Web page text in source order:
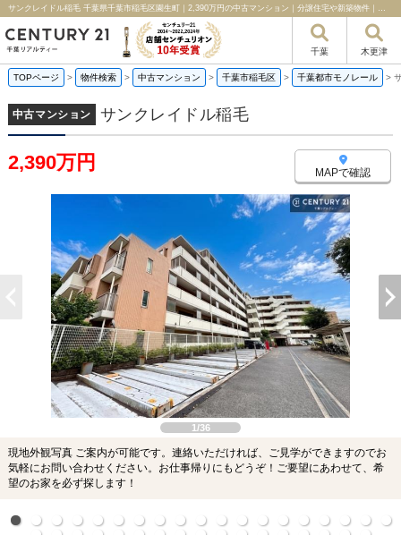
サンクレイドル稲毛 千葉県千葉市稲毛区園生町｜2,390万円の中古マンション｜分譲住宅や新築物件｜千葉リアルティー
千葉 木更津
TOPページ > 物件検索 > 中古マンション > 千葉市稲毛区 > 千葉都市モノレール >
中古マンション サンクレイドル稲毛
2,390万円 MAPで確認
1/36
現地外観写真 ご案内が可能です。連絡いただければ、ご見学ができますのでお
気軽にお問い合わせください。お仕事帰りにもどうぞ！ご要望にあわせて、希
望のお家を必ず探します！